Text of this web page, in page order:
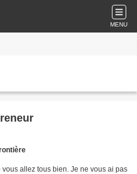
MENU
allez tous bien. Je ne vous ai pas